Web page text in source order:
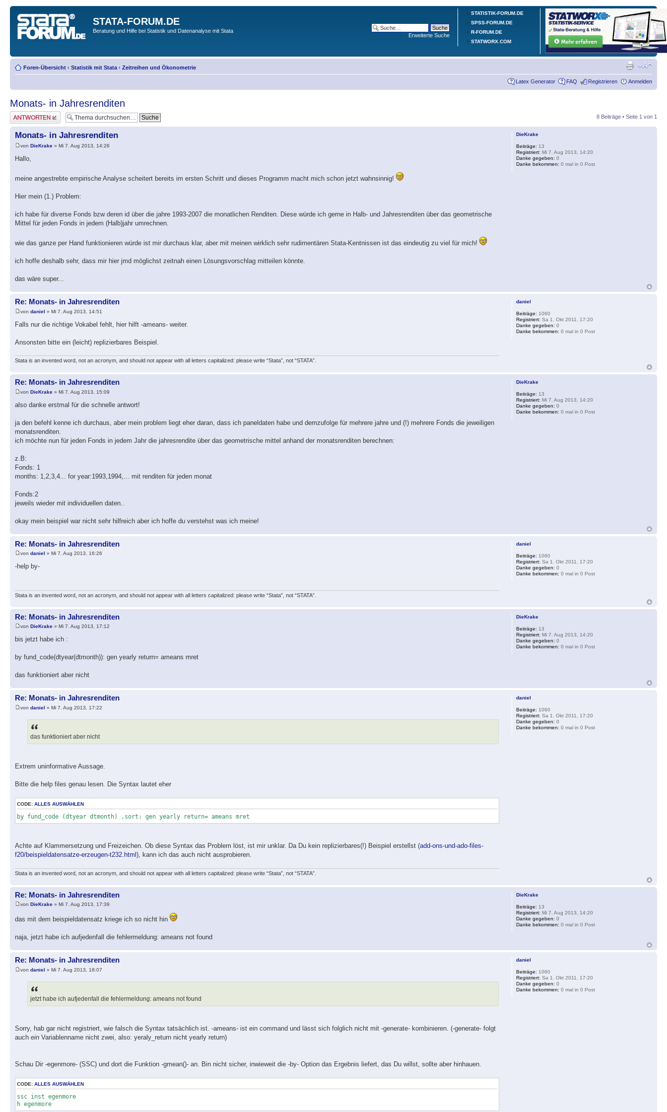
STATISTIK-FORUM.DE
SPSS-FORUM.DE
R-FORUM.DE
STATWORX.COM
STATA-FORUM.DE
Beratung und Hilfe bei Statistik und Datenanalyse mit Stata
Erweiterte Suche
Foren-Übersicht ‹ Statistik mit Stata ‹ Zeitreihen und Ökonometrie
Latex Generator FAQ Registrieren Anmelden
Monats- in Jahresrenditen
Antwort erstellen 8 Beiträge • Seite 1 von 1
Monats- in Jahresrenditen
von DieKrake » Mi 7. Aug 2013, 14:26
Hallo,
meine angestrebte empirische Analyse scheitert bereits im ersten Schritt und dieses Programm macht mich schon jetzt wahnsinnig!
Hier mein (1.) Problem:
ich habe für diverse Fonds bzw deren id über die jahre 1993-2007 die monatlichen Renditen. Diese würde ich gerne in Halb- und Jahresrenditen über das geometrische
Mittel für jeden Fonds in jedem (Halb)jahr umrechnen.
wie das ganze per Hand funktionieren würde ist mir durchaus klar, aber mit meinen wirklich sehr rudimentären Stata-Kentnissen ist das eindeutig zu viel für mich!
ich hoffe deshalb sehr, dass mir hier jmd möglichst zeitnah einen Lösungsvorschlag mitteilen könnte.
das wäre super...
DieKrake
Beiträge: 13
Registriert: Mi 7. Aug 2013, 14:20
Danke gegeben: 0
Danke bekommen: 0 mal in 0 Post
Re: Monats- in Jahresrenditen
von daniel » Mi 7. Aug 2013, 14:51
Falls nur die richtige Vokabel fehlt, hier hilft -ameans- weiter.
Ansonsten bitte ein (leicht) replizierbares Beispiel.
Stata is an invented word, not an acronym, and should not appear with all letters capitalized: please write “Stata”, not “STATA”.
daniel
Beiträge: 1060
Registriert: Sa 1. Okt 2011, 17:20
Danke gegeben: 0
Danke bekommen: 0 mal in 0 Post
Re: Monats- in Jahresrenditen
von DieKrake » Mi 7. Aug 2013, 15:09
also danke erstmal für die schnelle antwort!
ja den befehl kenne ich durchaus, aber mein problem liegt eher daran, dass ich paneldaten habe und demzufolge für mehrere jahre und (!) mehrere Fonds die jeweiligen
monatsrenditen.
ich möchte nun für jeden Fonds in jedem Jahr die jahresrendite über das geometrische mittel anhand der monatsrenditen berechnen:
z.B:
Fonds: 1
months: 1,2,3,4... for year:1993,1994,... mit renditen für jeden monat
Fonds:2
jeweils wieder mit individuellen daten..
okay mein beispiel war nicht sehr hilfreich aber ich hoffe du verstehst was ich meine!
DieKrake
Beiträge: 13
Registriert: Mi 7. Aug 2013, 14:20
Danke gegeben: 0
Danke bekommen: 0 mal in 0 Post
Re: Monats- in Jahresrenditen
von daniel » Mi 7. Aug 2013, 16:26
-help by-
Stata is an invented word, not an acronym, and should not appear with all letters capitalized: please write “Stata”, not “STATA”.
daniel
Beiträge: 1060
Registriert: Sa 1. Okt 2011, 17:20
Danke gegeben: 0
Danke bekommen: 0 mal in 0 Post
Re: Monats- in Jahresrenditen
von DieKrake » Mi 7. Aug 2013, 17:12
bis jetzt habe ich :
by fund_code(dtyear(dtmonth)): gen yearly return= ameans mret
das funktioniert aber nicht
DieKrake
Beiträge: 13
Registriert: Mi 7. Aug 2013, 14:20
Danke gegeben: 0
Danke bekommen: 0 mal in 0 Post
Re: Monats- in Jahresrenditen
von daniel » Mi 7. Aug 2013, 17:22
das funktioniert aber nicht
Extrem uninformative Aussage.
Bitte die help files genau lesen. Die Syntax lautet eher
CODE: ALLES AUSWÄHLEN
by fund_code (dtyear dtmonth) ,sort: gen yearly return= ameans mret
Achte auf Klammersetzung und Freizeichen. Ob diese Syntax das Problem löst, ist mir unklar. Da Du kein replizierbares(!) Beispiel erstellst (add-ons-und-ado-files-
f20/beispieldatensatze-erzeugen-t232.html ), kann ich das auch nicht ausprobieren.
Stata is an invented word, not an acronym, and should not appear with all letters capitalized: please write “Stata”, not “STATA”.
daniel
Beiträge: 1060
Registriert: Sa 1. Okt 2011, 17:20
Danke gegeben: 0
Danke bekommen: 0 mal in 0 Post
Re: Monats- in Jahresrenditen
von DieKrake » Mi 7. Aug 2013, 17:39
das mit dem beispieldatensatz kriege ich so nicht hin
naja, jetzt habe ich aufjedenfall die fehlermeldung: ameans not found
DieKrake
Beiträge: 13
Registriert: Mi 7. Aug 2013, 14:20
Danke gegeben: 0
Danke bekommen: 0 mal in 0 Post
Re: Monats- in Jahresrenditen
von daniel » Mi 7. Aug 2013, 18:07
jetzt habe ich aufjedenfall die fehlermeldung: ameans not found
Sorry, hab gar nicht registriert, wie falsch die Syntax tatsächlich ist. -ameans- ist ein command und lässt sich folglich nicht mit -generate- kombinieren. (-generate- folgt
auch ein Variablenname nicht zwei, also: yeraly_return nicht yearly return)
Schau Dir -egenmore- (SSC) und dort die Funktion -gmean()- an. Bin nicht sicher, inwieweit die -by- Option das Ergebnis liefert, das Du willst, sollte aber hinhauen.
CODE: ALLES AUSWÄHLEN
ssc inst egenmore
h egenmore
daniel
Beiträge: 1060
Registriert: Sa 1. Okt 2011, 17:20
Danke gegeben: 0
Danke bekommen: 0 mal in 0 Post